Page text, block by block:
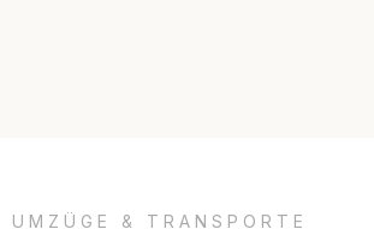
UMZÜGE & TRANSPORTE